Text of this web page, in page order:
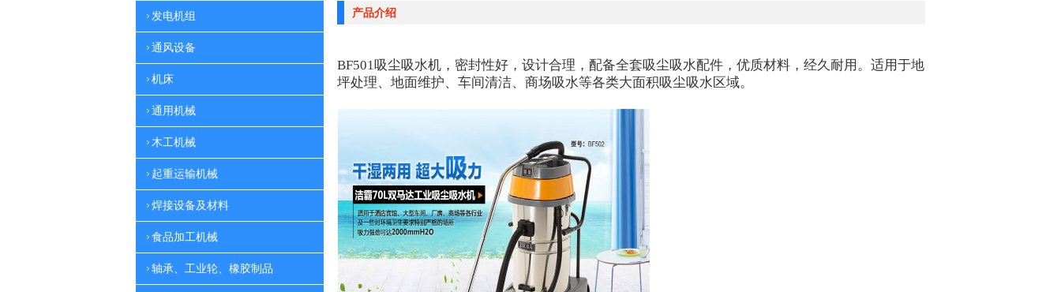
发电机组
通风设备
机床
通用机械
木工机械
起重运输机械
焊接设备及材料
食品加工机械
轴承、工业轮、橡胶制品
产品介绍
BF501吸尘吸水机，密封性好，设计合理，配备全套吸尘吸水配件，优质材料，经久耐用。适用于地
坪处理、地面维护、车间清洁、商场吸水等各类大面积吸尘吸水区域。